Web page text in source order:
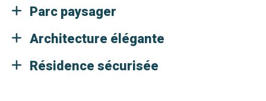
Parc paysager
Architecture élégante
Résidence sécurisée